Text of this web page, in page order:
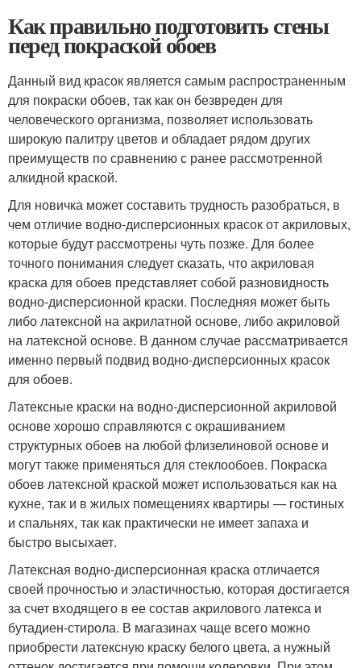
Как правильно подготовить стены
перед покраской обоев
Данный вид красок является самым распространенным
для покраски обоев, так как он безвреден для
человеческого организма, позволяет использовать
широкую палитру цветов и обладает рядом других
преимуществ по сравнению с ранее рассмотренной
алкидной краской.
Для новичка может составить трудность разобраться, в
чем отличие водно-дисперсионных красок от акриловых,
которые будут рассмотрены чуть позже. Для более
точного понимания следует сказать, что акриловая
краска для обоев представляет собой разновидность
водно-дисперсионной краски. Последняя может быть
либо латексной на акрилатной основе, либо акриловой
на латексной основе. В данном случае рассматривается
именно первый подвид водно-дисперсионных красок
для обоев.
Латексные краски на водно-дисперсионной акриловой
основе хорошо справляются с окрашиванием
структурных обоев на любой флизелиновой основе и
могут также применяться для стеклообоев. Покраска
обоев латексной краской может использоваться как на
кухне, так и в жилых помещениях квартиры — гостиных
и спальнях, так как практически не имеет запаха и
быстро высыхает.
Латексная водно-дисперсионная краска отличается
своей прочностью и эластичностью, которая достигается
за счет входящего в ее состав акрилового латекса и
бутадиен-стирола. В магазинах чаще всего можно
приобрести латексную краску белого цвета, а нужный